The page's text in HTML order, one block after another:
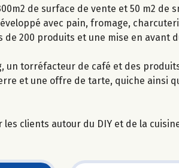
de surface de vente et 50 m2 de
avec pain, fromage,
de 200 produits et une mise en avant
un torréfacteur de café et des
et une offre de tarte, quiche ainsi
les clients autour du DIY et de la